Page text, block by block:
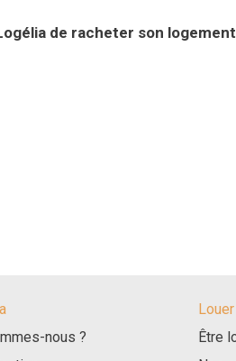
de racheter son logement
nous ?
Louer
Être